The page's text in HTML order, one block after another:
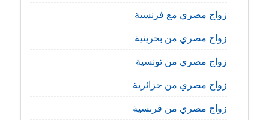
زواج مصري مع فرنسية
زواج مصري من بحرينية
زواج مصري من تونسية
زواج مصري من جزائرية
زواج مصري من فرنسية